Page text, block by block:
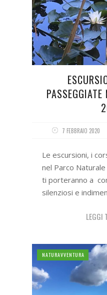
PASSEGGIATE
7 FEBBRAIO 2020
Le escursioni, i
nel Parco
ti porteranno a
silenziosi e
LEGGI
NATURAVVENTURA